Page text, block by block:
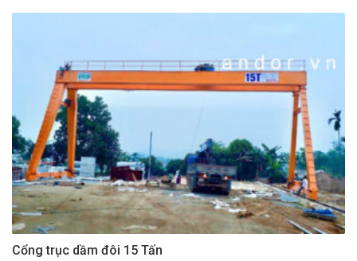
Cổng trục dầm đôi 15 Tấn